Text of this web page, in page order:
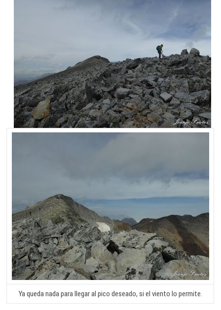
Ya queda nada para llegar al pico deseado, si el viento lo permite.